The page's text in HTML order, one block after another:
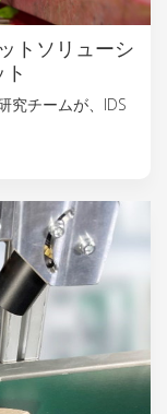
トソリューシ
究チームが、IDS